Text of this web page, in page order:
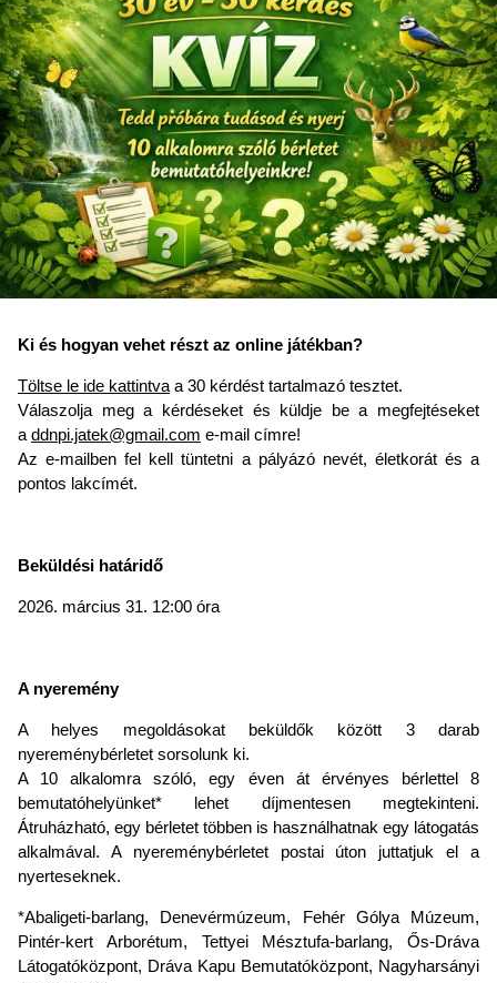
Ki és hogyan vehet részt az online játékban?
Töltse le ide kattintva a 30 kérdést tartalmazó tesztet.
Válaszolja meg a kérdéseket és küldje be a megfejtéseket
a ddnpi.jatek@gmail.com e-mail címre!
Az e-mailben fel kell tüntetni a pályázó nevét, életkorát és a
pontos lakcímét.
Beküldési határidő
2026. március 31. 12:00 óra
A nyeremény
A helyes megoldásokat beküldők között 3 darab
nyereménybérletet sorsolunk ki.
A 10 alkalomra szóló, egy éven át érvényes bérlettel 8
bemutatóhelyünket* lehet díjmentesen megtekinteni.
Átruházható, egy bérletet többen is használhatnak egy látogatás
alkalmával. A nyereménybérletet postai úton juttatjuk el a
nyerteseknek.
*Abaligeti-barlang, Denevérmúzeum, Fehér Gólya Múzeum,
Pintér-kert Arborétum, Tettyei Mésztufa-barlang, Ős-Dráva
Látogatóközpont, Dráva Kapu Bemutatóközpont, Nagyharsányi